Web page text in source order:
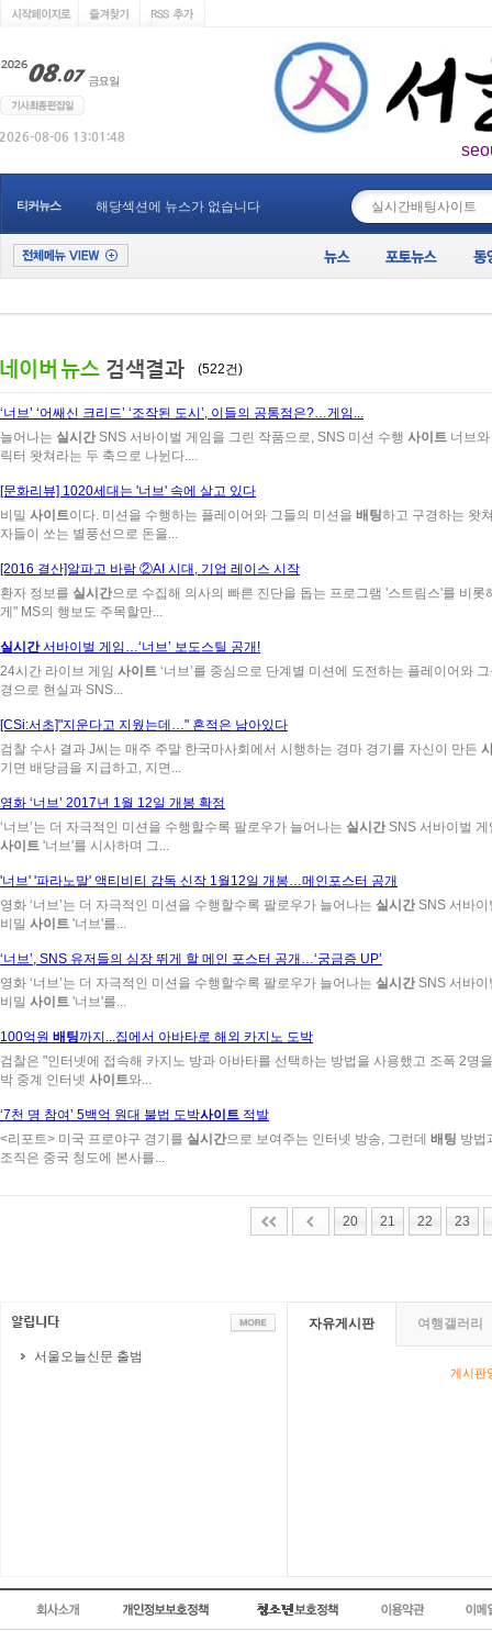
티커뉴스 해당섹션에 뉴스가 없습니다
(522건)
‘너브’ ‘어쌔신 크리드’ ‘조작된 도시’, 이들의 공통점은?…게임...
늘어나는 실시간 SNS 서바이벌 게임을 그린 작품으로, SNS 미션 수행 사이트 너브
릭터 왓쳐라는 두 축으로 나뉜다....
[문화리뷰] 1020세대는 '너브' 속에 살고 있다
비밀 사이트이다. 미션을 수행하는 플레이어와 그들의 미션을 배팅하고 구경하는 왓
자들이 쏘는 별풍선으로 돈을...
[2016 결산]알파고 바람 ②AI 시대, 기업 레이스 시작
환자 정보를 실시간으로 수집해 의사의 빠른 진단을 돕는 프로그램 '스트림스'를 비롯
게" MS의 행보도 주목할만...
실시간서바이벌 게임…‘너브’ 보도스틸 공개!
24시간 라이브 게임 사이트 ‘너브’를 중심으로 단계별 미션에 도전하는 플레이어와
경으로 현실과 SNS...
[CSi:서초]"지운다고 지웠는데…" 흔적은 남아있다
검찰 수사 결과 J씨는 매주 주말 한국마사회에서 시행하는 경마 경기를 자신이 만든
기면 배당금을 지급하고, 지면...
영화 ‘너브’ 2017년 1월 12일 개봉 확정
‘너브’는 더 자극적인 미션을 수행할수록 팔로우가 늘어나는 실시간 SNS 서바이벌
사이트 '너브'를 시사하며 그...
'너브' '파라노말' 액티비티 감독 신작 1월12일 개봉…메인포스터 공개
영화 ‘너브’는 더 자극적인 미션을 수행할수록 팔로우가 늘어나는 실시간 SNS 서바이
비밀 사이트 '너브'를...
‘너브’, SNS 유저들의 심장 뛰게 할 메인 포스터 공개…‘궁금증 UP’
영화 ‘너브’는 더 자극적인 미션을 수행할수록 팔로우가 늘어나는 실시간 SNS 서바이
비밀 사이트 '너브'를...
100억원 배팅까지...집에서 아바타로 해외 카지노 도박
검찰은 "인터넷에 접속해 카지노 방과 아바타를 선택하는 방법을 사용했고 조폭 2
박 중계 인터넷 사이트와...
‘7천 명 참여’ 5백억 원대 불법 도박사이트 적발
<리포트> 미국 프로야구 경기를 실시간으로 보여주는 인터넷 방송, 그런데 배팅 방법
조직은 중국 청도에 본사를...
20 21 22 23
서울오늘신문 출범
자유게시판 여행갤러리
게시판